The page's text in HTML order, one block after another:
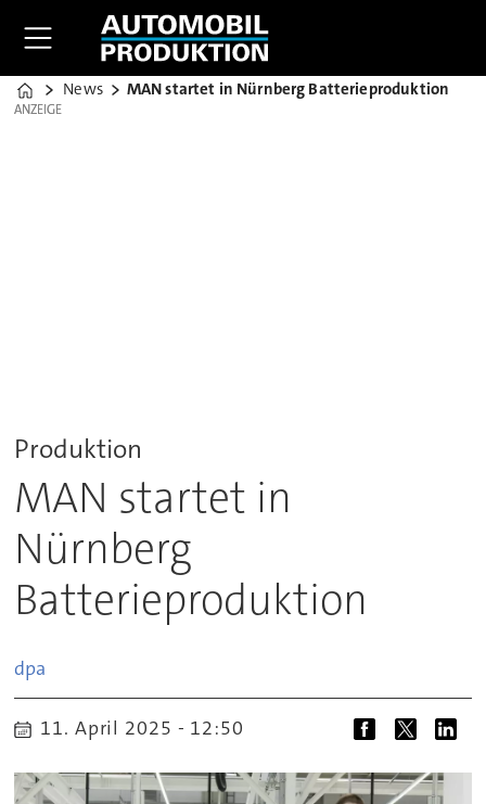
Home
News MAN startet in Nürnberg Batterieproduktion
ANZEIGE
ANZEIGE
Produktion
MAN startet in
Nürnberg
Batterieproduktion
dpa
11. April 2025 - 12:50